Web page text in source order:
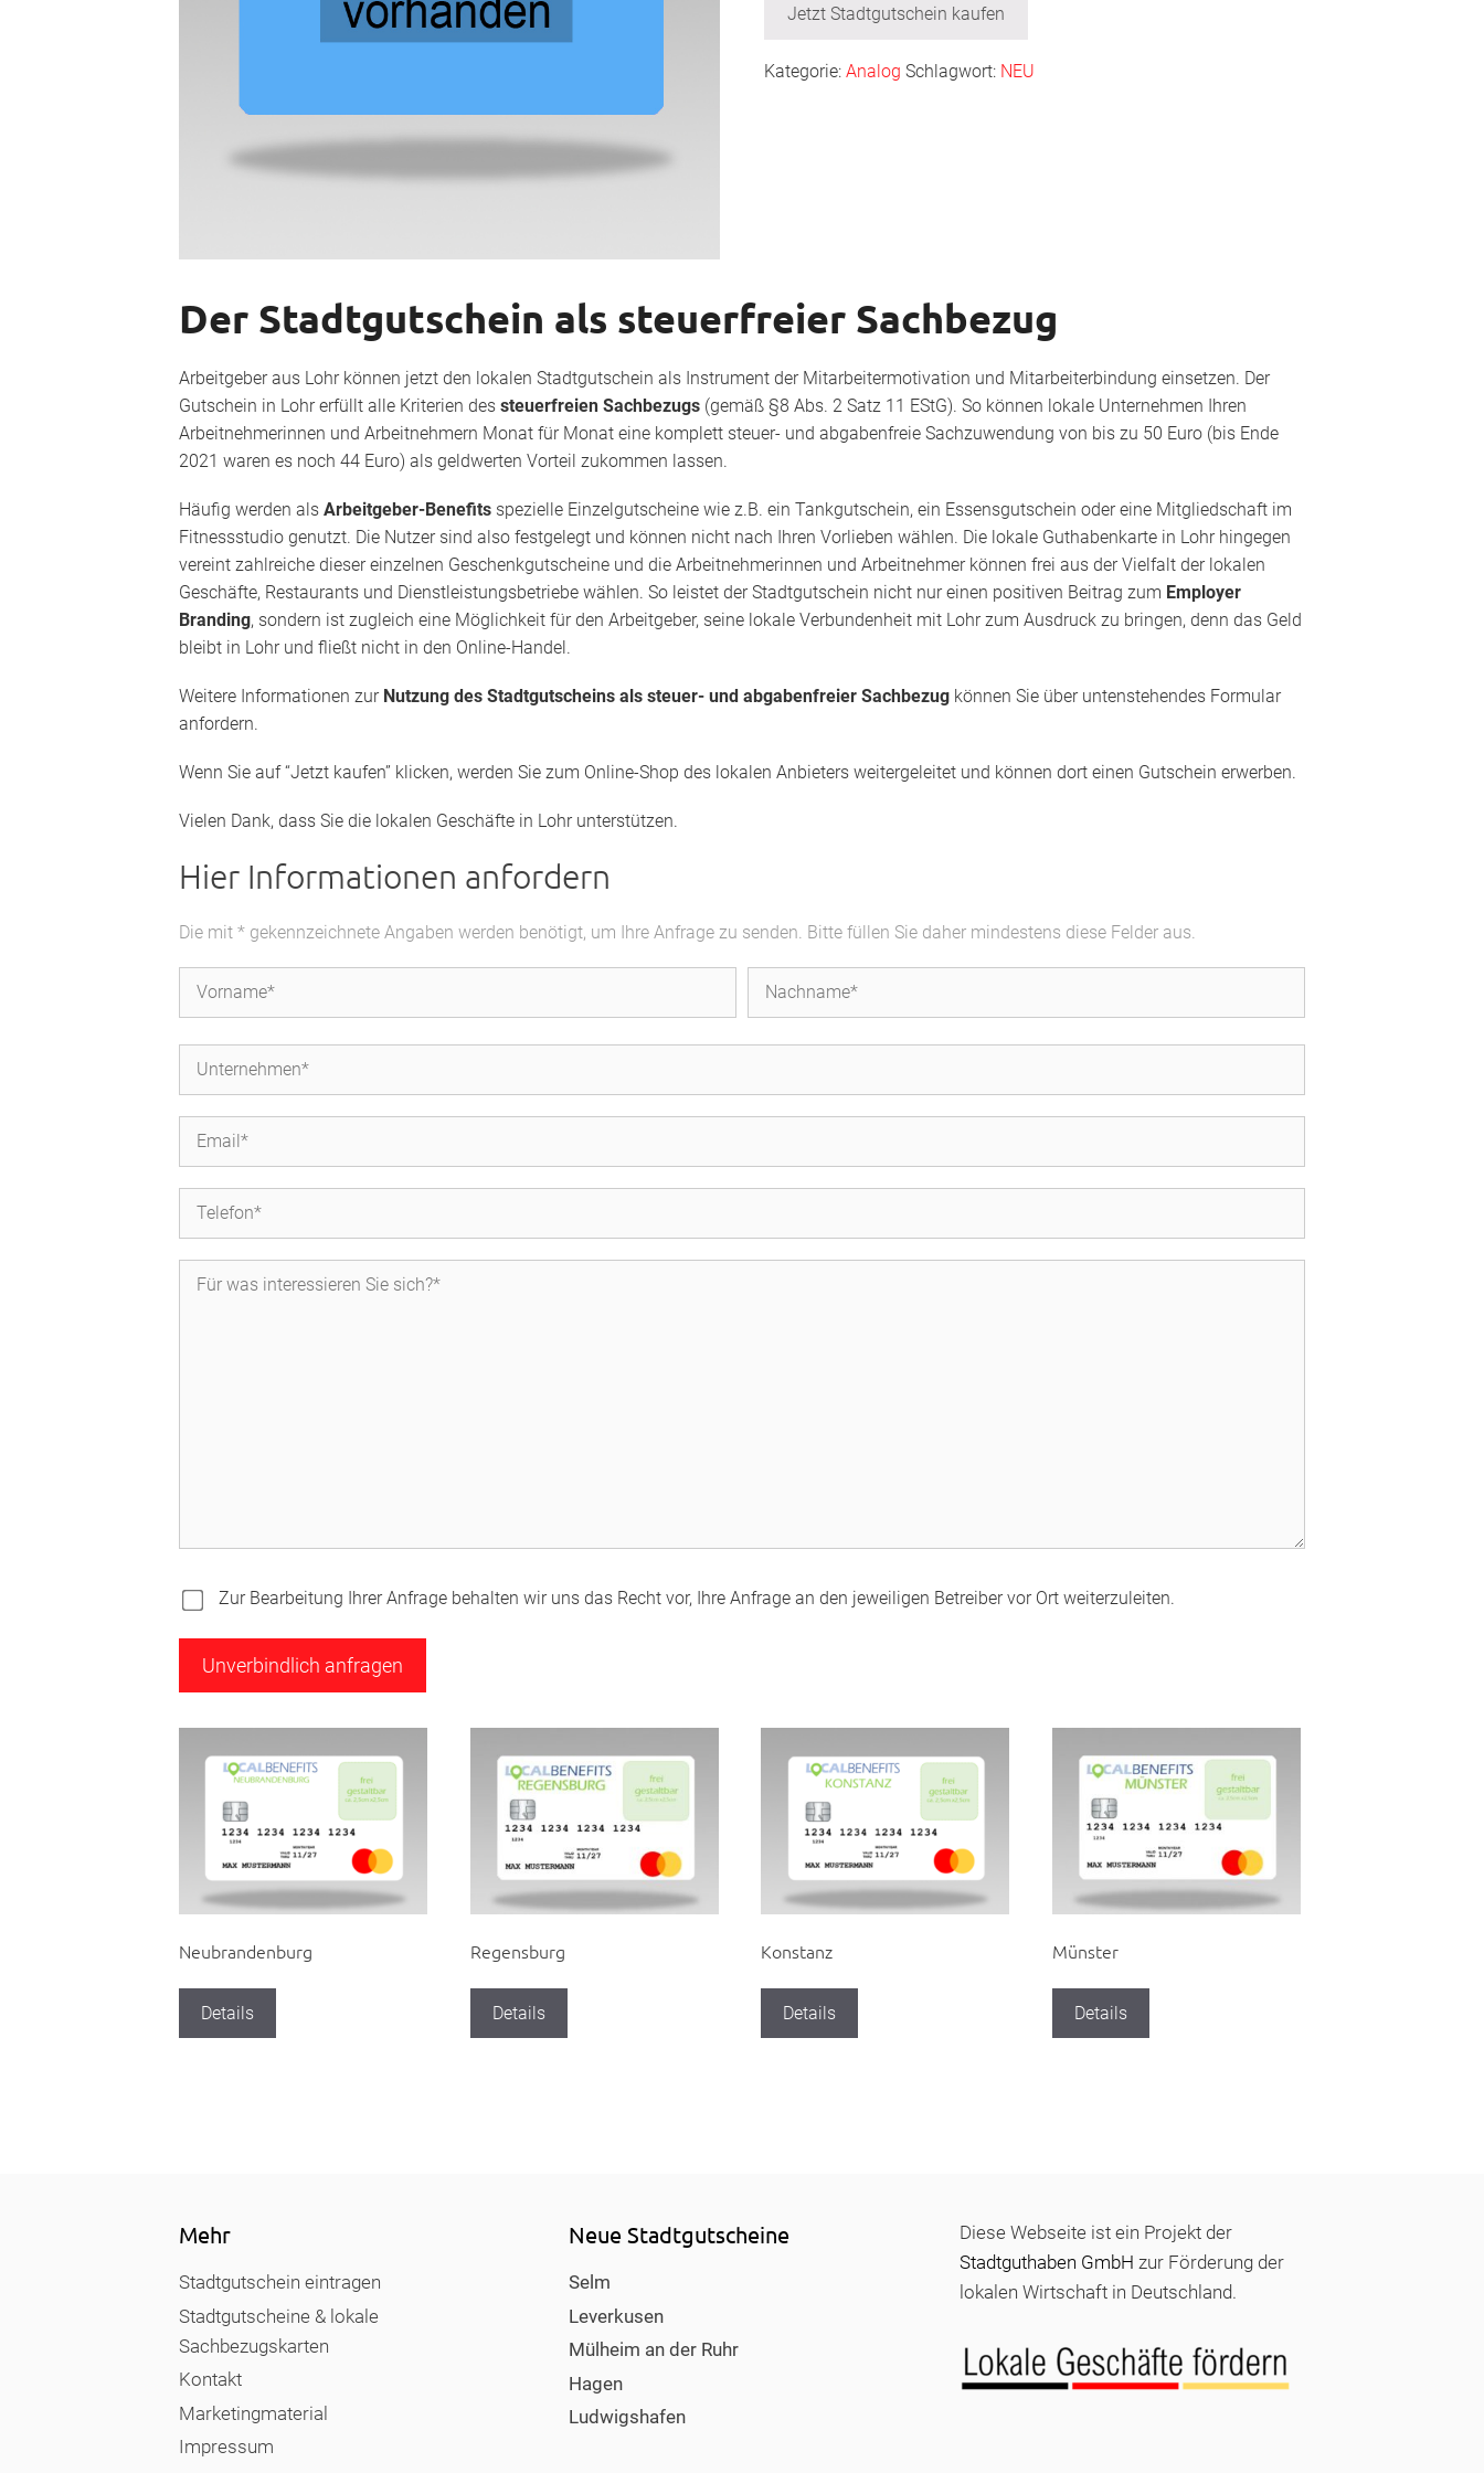
Jetzt Stadtgutschein kaufen
Kategorie:Analog Schlagwort: NEU
Der Stadtgutschein als steuerfreier Sachbezug
Arbeitgeber aus Lohr können jetzt den lokalen Stadtgutschein als Instrument der Mitarbeitermotivation und Mitarbeiterbindung einsetzen. Der
Gutschein in Lohr erfüllt alle Kriterien des steuerfreien Sachbezugs (gemäß §8 Abs. 2 Satz 11 EStG). So können lokale Unternehmen Ihren
Arbeitnehmerinnen und Arbeitnehmern Monat für Monat eine komplett steuer- und abgabenfreie Sachzuwendung von bis zu 50 Euro (bis Ende
2021 waren es noch 44 Euro) als geldwerten Vorteil zukommen lassen.
Häufig werden als Arbeitgeber-Benefits spezielle Einzelgutscheine wie z.B. ein Tankgutschein, ein Essensgutschein oder eine Mitgliedschaft im
Fitnessstudio genutzt. Die Nutzer sind also festgelegt und können nicht nach Ihren Vorlieben wählen. Die lokale Guthabenkarte in Lohr hingegen
vereint zahlreiche dieser einzelnen Geschenkgutscheine und die Arbeitnehmerinnen und Arbeitnehmer können frei aus der Vielfalt der lokalen
Geschäfte, Restaurants und Dienstleistungsbetriebe wählen. So leistet der Stadtgutschein nicht nur einen positiven Beitrag zum Employer
Branding, sondern ist zugleich eine Möglichkeit für den Arbeitgeber, seine lokale Verbundenheit mit Lohr zum Ausdruck zu bringen, denn das Geld
bleibt in Lohr und fließt nicht in den Online-Handel.
Weitere Informationen zur Nutzung des Stadtgutscheins als steuer- und abgabenfreier Sachbezug können Sie über untenstehendes Formular
anfordern.
Wenn Sie auf “Jetzt kaufen” klicken, werden Sie zum Online-Shop des lokalen Anbieters weitergeleitet und können dort einen Gutschein erwerben.
Vielen Dank, dass Sie die lokalen Geschäfte in Lohr unterstützen.
Hier Informationen anfordern
Die mit * gekennzeichnete Angaben werden benötigt, um Ihre Anfrage zu senden. Bitte füllen Sie daher mindestens diese Felder aus.
Zur Bearbeitung Ihrer Anfrage behalten wir uns das Recht vor, Ihre Anfrage an den jeweiligen Betreiber vor Ort weiterzuleiten.
Neubrandenburg
Details
Regensburg
Details
Konstanz
Details
Münster
Details
Mehr
Stadtgutschein eintragen
Stadtgutscheine & lokale
Sachbezugskarten
Kontakt
Marketingmaterial
Impressum
Neue Stadtgutscheine
Selm
Leverkusen
Mülheim an der Ruhr
Hagen
Ludwigshafen
Diese Webseite ist ein Projekt der
Stadtguthaben GmbH zur Förderung der
lokalen Wirtschaft in Deutschland.